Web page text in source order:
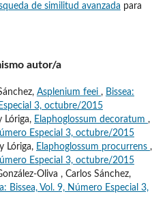
de similitud avanzada para
autor/a
Asplenium feei , Bissea:
3, octubre/2015
Lóriga, Elaphoglossum decoratum ,
Especial 3, octubre/2015
Lóriga, Elaphoglossum procurrens ,
Especial 3, octubre/2015
Oliva , Carlos Sánchez,
Bissea, Vol. 9, Número Especial 3,